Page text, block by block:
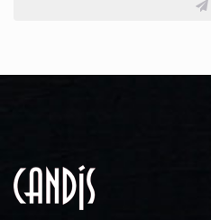
Boy Breakfast